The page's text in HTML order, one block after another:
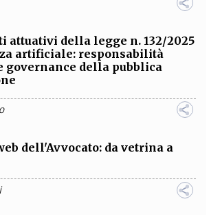
attuativi della legge n. 132/2025
artificiale: responsabilità
governance della pubblica
dell'Avvocato: da vetrina a